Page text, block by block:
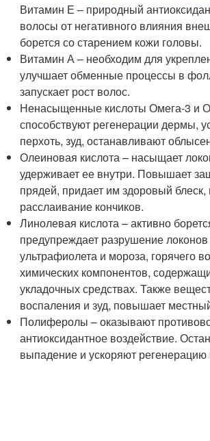
Витамин Е – природный
волосы от негативного влияния
борется со старением кожи головы.
Витамин А – необходим для
улучшает обменные процессы в
запускает рост волос.
Ненасыщенные кислоты Омега-3 и
способствуют регенерации дермы,
перхоть, зуд, останавливают
Олеиновая кислота – насыщает
удерживает ее внутри. Повышает
прядей, придает им здоровый
расслаивание кончиков.
Линолевая кислота – активно
предупреждает разрушение локонов
ультрафиолета и мороза, горячего
химических компонентов,
укладочных средствах. Также
воспаления и зуд, повышает
Полиферолы – оказывают
антиоксидантное воздействие.
выпадение и ускоряют регенерацию